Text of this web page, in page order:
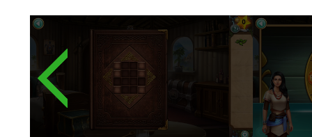
这时，我们去桥边从河里收集鳞片，从河岸上得到锁片，然